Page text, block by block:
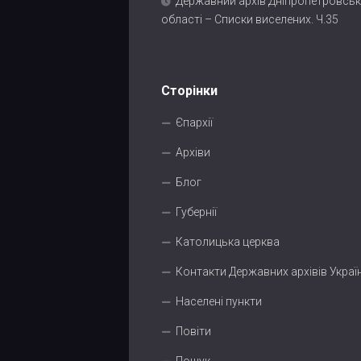
області – Списки виселених. Ч.35
Сторінки
Єпархії
Архіви
Блог
Губернії
Католицька церква
Контакти Державних архівів
Населені пункти
Повіти